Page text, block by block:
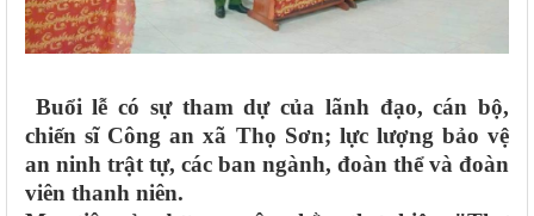
Buổi lễ có sự tham dự của lãnh đạo, cán bộ,
chiến sĩ Công an xã Thọ Sơn; lực lượng bảo vệ
an ninh trật tự, các ban ngành, đoàn thể và đoàn
viên thanh niên.